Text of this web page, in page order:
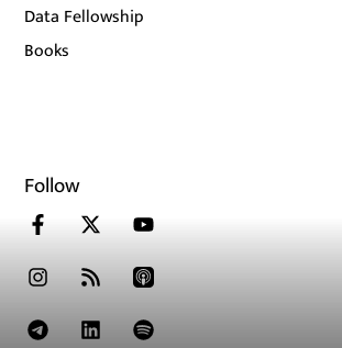
Data Fellowship
Books
Follow